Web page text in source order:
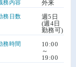
務内容 外来
務日数
週5日
(週4日
勤務可)
務時間
10:00
～
19:00